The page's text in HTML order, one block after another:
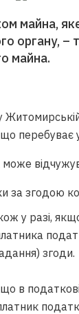
майна,
органу, –
майна.
перебуває
за згодою
у разі,
згоди.
в